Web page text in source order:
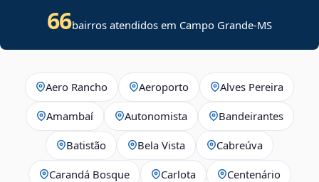
66bairros atendidos em Campo Grande-MS
Aero Rancho Aeroporto Alves Pereira
Amambaí Autonomista Bandeirantes
Batistão Bela Vista Cabreúva
Carandá Bosque Carlota Centenário